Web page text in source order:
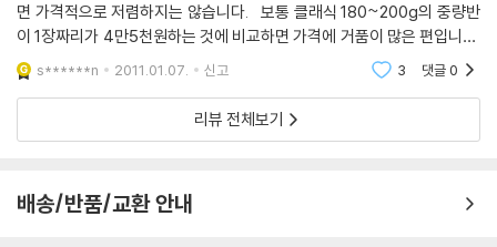
관련 사진과 동영상 및 재생 기기 모델명을 첨부하여 첨부하여 고객센터에
문의 바랍니다.
2) LP는 잦은 배송 과정에서 재킷에 손상이 발생할 가능성이 높고 재판매
가 어려우므로 신중한 구매를 부탁드립니다.
면 가격적으로 저렴하지는 않습니다. 보통 클래식 180~200g의 중량반
이 1장짜리가 4만5천원하는 것에 비교하면 가격에 거품이 많은 편입니다.
하지만 음질만 좋다면 비싸도 용서가 되는 편인데 LP판을 들어본결과
음질면
s******n 2011.01.07. 신고 3 댓글0
리뷰 전체보기
배송/반품/교환 안내